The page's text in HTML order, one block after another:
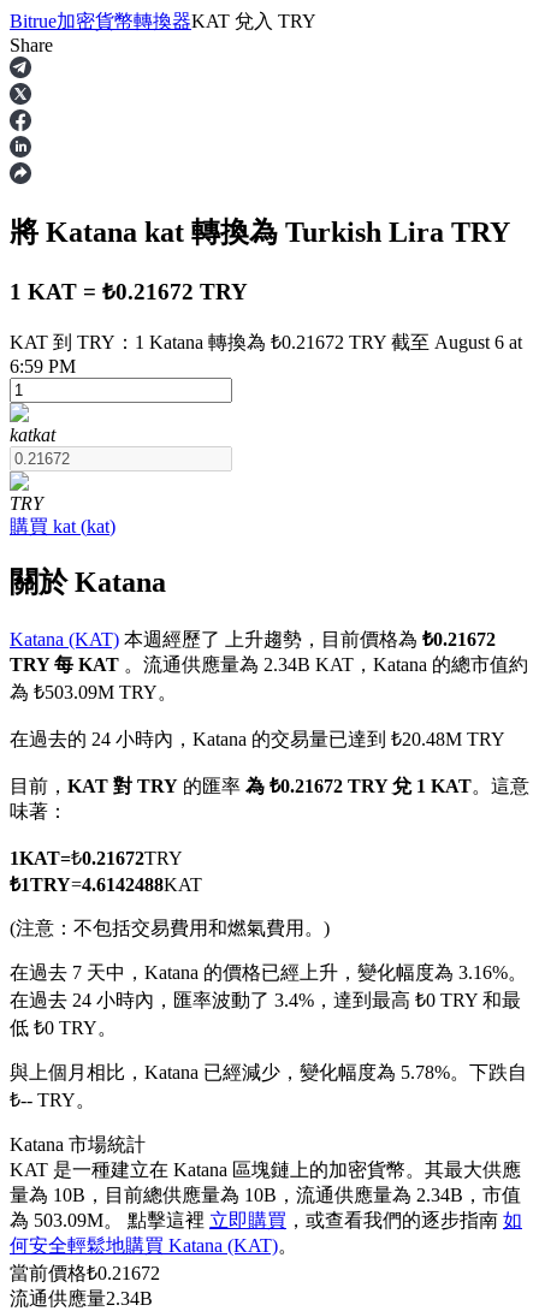
合約
幣本位永續
以數字貨幣為保證金的永續合約
TradFi
美股、外匯、貴金屬及大宗商品衍生性商品
USDC永續
多種以USDC結算的永續合約
Bitrue加密貨幣轉換器KAT 兌入 TRY
Share
將 Katana kat 轉換為 Turkish Lira TRY
1 KAT = ₺0.21672 TRY
KAT 到 TRY：1 Katana 轉換為 ₺0.21672 TRY 截至 August 6 at
6:59 PM
katkat
TRY
購買 kat (kat)
關於 Katana
Katana (KAT) 本週經歷了 上升趨勢，目前價格為 ₺0.21672
TRY 每 KAT 。流通供應量為 2.34B KAT，Katana 的總市值約
為 ₺503.09M TRY。
在過去的 24 小時內，Katana 的交易量已達到 ₺20.48M TRY
目前， KAT 對 TRY 的匯率 為 ₺0.21672 TRY 兌 1 KAT。這意
味著：
1KAT=₺0.21672TRY
₺1TRY=4.6142488KAT
(注意：不包括交易費用和燃氣費用。)
在過去 7 天中，Katana 的價格已經上升，變化幅度為 3.16%。
在過去 24 小時內，匯率波動了 3.4%，達到最高 ₺0 TRY 和最
低 ₺0 TRY。
與上個月相比，Katana 已經減少，變化幅度為 5.78%。下跌自
₺-- TRY。
Katana 市場統計
KAT 是一種建立在 Katana 區塊鏈上的加密貨幣。其最大供應
量為 10B，目前總供應量為 10B，流通供應量為 2.34B，市值
為 503.09M。 點擊這裡 立即購買 ，或查看我們的逐步指南 如
何安全輕鬆地購買 Katana (KAT)。
當前價格₺0.21672
流通供應量2.34B